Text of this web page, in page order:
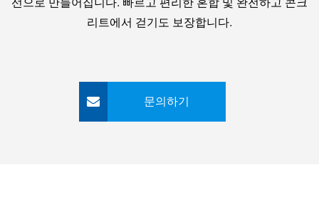
선으로 만들어집니다. 빠르고 편리한 혼합 및 완전하고 콘크
리트에서 걷기도 보장합니다.
문의하기